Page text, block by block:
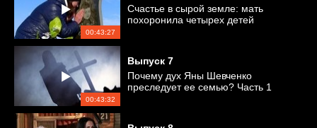
00:43:27
Счастье в сырой земле: мать
похоронила четырех детей
00:43:32
Выпуск 7
Почему дух Яны Шевченко
преследует ее семью? Часть 1